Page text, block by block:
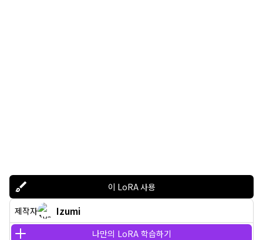
이 LoRA 사용
제작자 Izumi
나만의 LoRA 학습하기